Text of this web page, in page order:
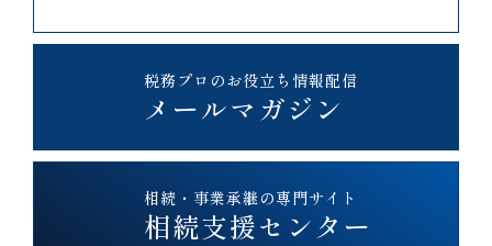
税務プロのお役立ち情報配信
メールマガジン
相続・事業承継の専門サイト
相続支援センター